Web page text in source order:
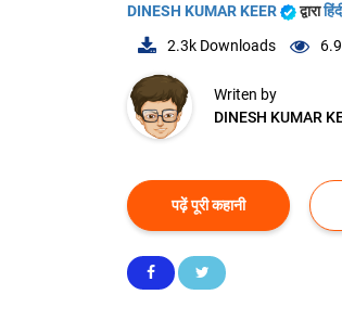
DINESH KUMAR KEER द्वारा
2.3k Downloads
Writen by
DINESH KUMAR
पढ़ें पूरी कहानी